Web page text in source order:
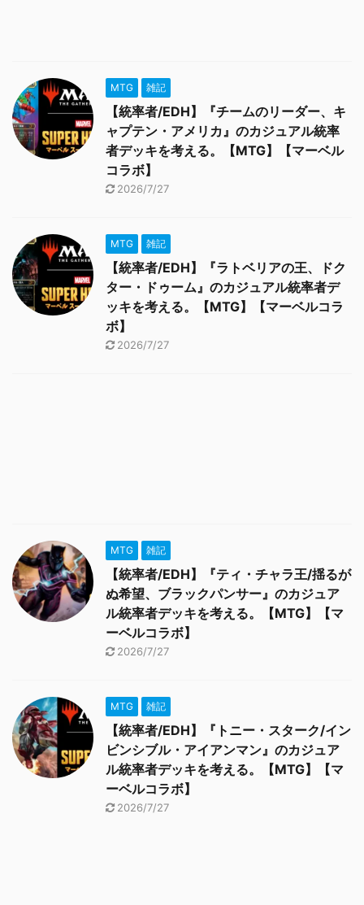
MTG 雑記
【統率者/EDH】『チームのリーダー、キ
ャプテン・アメリカ』のカジュアル統率
者デッキを考える。【MTG】【マーベル
コラボ】
2026/7/27
MTG 雑記
【統率者/EDH】『ラトベリアの王、ドク
ター・ドゥーム』のカジュアル統率者デ
ッキを考える。【MTG】【マーベルコラ
ボ】
2026/7/27
MTG 雑記
【統率者/EDH】『ティ・チャラ王/揺るが
ぬ希望、ブラックパンサー』のカジュア
ル統率者デッキを考える。【MTG】【マ
ーベルコラボ】
2026/7/27
MTG 雑記
【統率者/EDH】『トニー・スターク/イン
ビンシブル・アイアンマン』のカジュア
ル統率者デッキを考える。【MTG】【マ
ーベルコラボ】
2026/7/27